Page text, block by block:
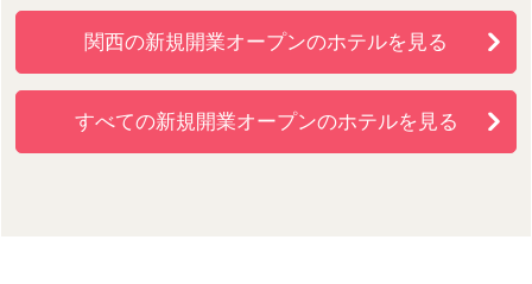
関西の新規開業オープンのホテルを見る
すべての新規開業オープンのホテルを見る